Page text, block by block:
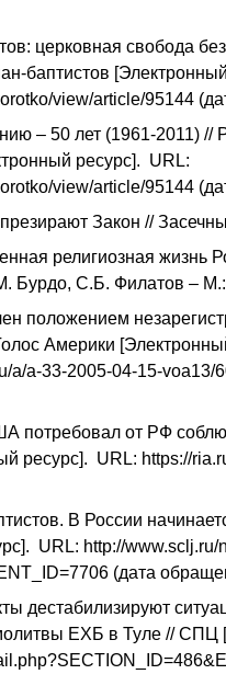
церковная свобода
баптистов
view/article/95144
– 50 лет (1961-2011) //
ресурс]. URL:
view/article/95144
Закон //
религиозная жизнь
Бурдо, С.Б. Филатов –
положением
Америки
a/a-33-2005-04-15-
потребовал от РФ
ресурс]. URL: https://
В России
URL: http://www.sclj.ru/
(дата
дестабилизируют
ЕХБ в Туле // СПЦ